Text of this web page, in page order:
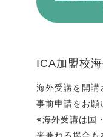
ICA加盟校
海外受講を開講
事前申請をお願
※海外受講は国
来兼ねる場合も